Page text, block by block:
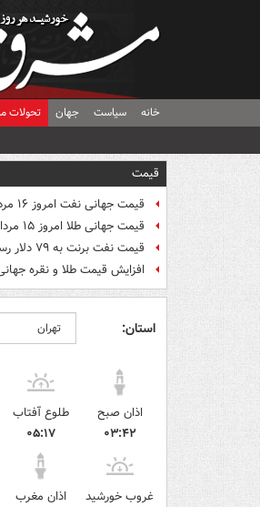
خانه سیاست جهان تحولات
قیمت
قیمت جهانی نفت امروز ۱۶ مرداد
قیمت جهانی طلا امروز ۱۵ مرداد
قیمت نفت برنت به ۷۹ دلار رسید
افزایش قیمت طلا و نقره
استان:
اذان صبح
۰۳:۴۲
طلوع آفتاب
۰۵:۱۷
غروب خورشید
اذان مغرب